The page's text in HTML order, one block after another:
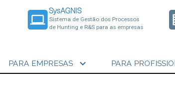
laptop
SysAGNIS
Sistema de Gestão dos Processos
de Hunting e R&S para as empresas
PARA EMPRESAS expand_more PARA